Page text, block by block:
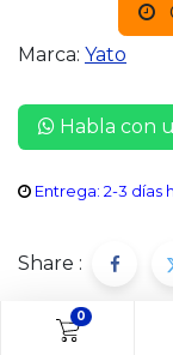
0
Marca: Yato
Habla con
Entrega: 2-3 días
Share :